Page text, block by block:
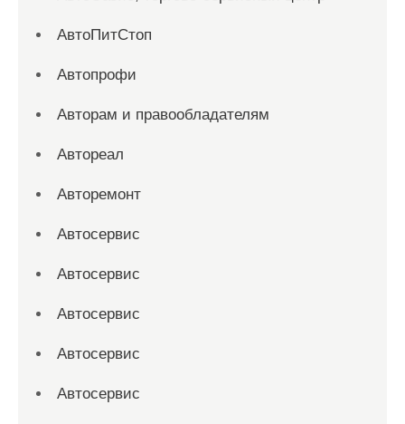
АвтоПитСтоп
Автопрофи
Авторам и правообладателям
Автореал
Авторемонт
Автосервис
Автосервис
Автосервис
Автосервис
Автосервис